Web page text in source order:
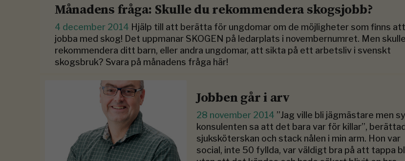
Månadens fråga: Skulle du rekommendera skogsjobb?
4 december 2014 Hjälp till att berätta för ungdomar om de möjligheter som finns att
jobba med skog! Det uppmanar SKOGEN på ledarplats i novembernumret. Men
rekommendera ditt barn, eller andra ungdomar, att sikta på ett arbetsliv i svenskt
skogsbruk? Svara på månadens fråga här!
Jobben går i arv
28 november 2014 ”Jag ville bli jägmästare men
konsulenten sa att det bara var för killar”,
sjuksköterskan och stack nålen i min arm. Hon var
social, inte 50 fyllda, var väldigt bra på att tappa